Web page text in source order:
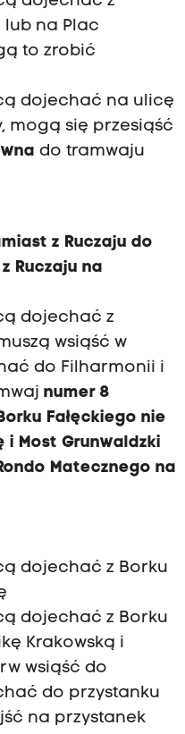
lub na Plac
to zrobić
dojechać na ulicę
mogą się przesiąść
do tramwaju
z Ruczaju do
Ruczaju na
dojechać z
wsiąść w
do Filharmonii i
numer 8
Fałęckiego nie
i Most Grunwaldzki
Matecznego na
dojechać z Borku
dojechać z Borku
Krakowską i
wsiąść do
do przystanku
na przystanek